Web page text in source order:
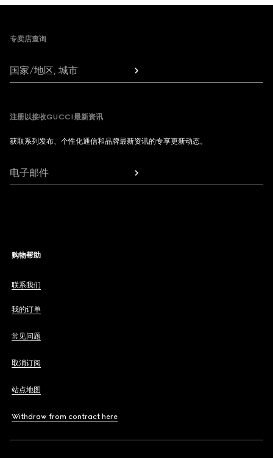
专卖店查询
国家/地区, 城市
注册以接收GUCCI最新资讯
获取系列发布、个性化通信和品牌最新资讯的专享更新动态。
电子邮件
购物帮助
联系我们
我的订单
常见问题
取消订阅
站点地图
Withdraw from contract here